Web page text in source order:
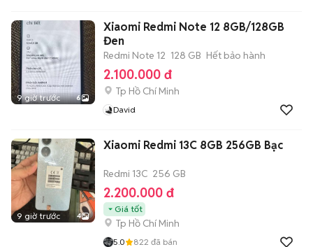
9 giờ trước 6
Xiaomi Redmi Note 12 8GB/128GB
Đen
Redmi Note 12 128 GB Hết bảo hành
2.100.000 đ
Tp Hồ Chí Minh
David
9 giờ trước 4
Xiaomi Redmi 13C 8GB 256GB Bạc
Redmi 13C 256 GB
2.200.000 đ
Giá tốt
Tp Hồ Chí Minh
5.0 822 đã bán